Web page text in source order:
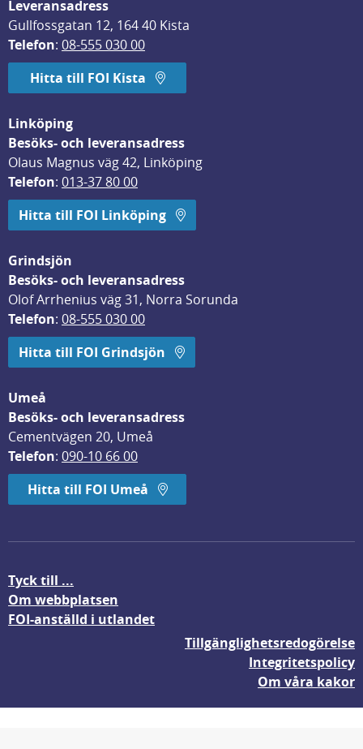
Leveransadress
Gullfossgatan 12, 164 40 Kista
Telefon: 08-555 030 00
Hitta till FOI Kista
Linköping
Besöks- och leveransadress
Olaus Magnus väg 42, Linköping
Telefon: 013-37 80 00
Hitta till FOI Linköping
Grindsjön
Besöks- och leveransadress
Olof Arrhenius väg 31, Norra Sorunda
Telefon: 08-555 030 00
Hitta till FOI Grindsjön
Umeå
Besöks- och leveransadress
Cementvägen 20, Umeå
Telefon: 090-10 66 00
Hitta till FOI Umeå
Tyck till ...
Om webbplatsen
FOI-anställd i utlandet
Tillgänglighetsredogörelse
Integritetspolicy
Om våra kakor